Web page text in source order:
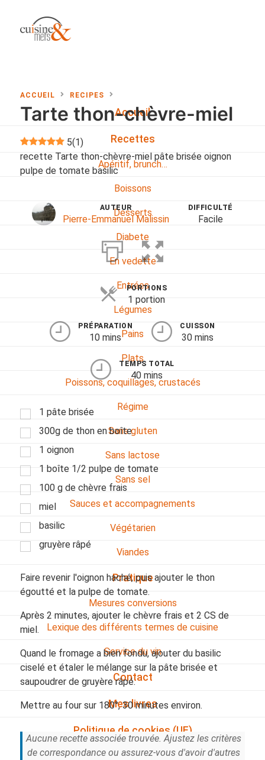
Accueil
Recettes
Apéritif, brunch…
Boissons
Desserts
Diabete
En vedette
Entrées
Légumes
Pains
Plats
Poissons, coquillages, crustacés
Régime
Sans gluten
Sans lactose
Sans sel
Sauces et accompagnements
Végétarien
Viandes
Pratique
Mesures conversions
Lexique des différents termes de cuisine
Service du vin
Contact
Mes livres
Politique de cookies (UE)
ACCUEIL RECIPES
Tarte thon-chèvre-miel
5(1)
recette Tarte thon-chèvre-miel pâte brisée oignon
pulpe de tomate basilic
AUTEUR
Pierre-Emmanuel Malissin
DIFFICULTÉ
Facile
PORTIONS
1 portion
PRÉPARATION
10 mins
CUISSON
30 mins
TEMPS TOTAL
40 mins
1 pâte brisée
300g de thon en boîte
1 oignon
1 boîte 1/2 pulpe de tomate
100 g de chèvre frais
miel
basilic
gruyère râpé
Faire revenir l'oignon haché, puis ajouter le thon
égoutté et la pulpe de tomate.
Après 2 minutes, ajouter le chèvre frais et 2 CS de
miel.
Quand le fromage a bien fondu, ajouter du basilic
ciselé et étaler le mélange sur la pâte brisée et
saupoudrer de gruyère râpé.
Mettre au four sur 180°, 30 minutes environ.
Aucune recette associée trouvée. Ajustez les critères
de correspondance ou assurez-vous d'avoir d'autres